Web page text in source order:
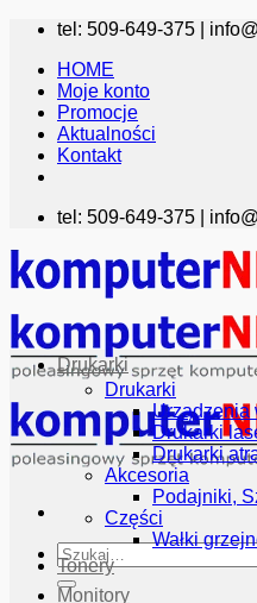
Przewiń
zawartości
tel: 509-649-375 |
HOME
Moje konto
Promocje
Aktualności
Kontakt
tel: 509-649-375 |
Szukaj:
Drukarki
Drukarki
Urządzenia
Drukarki
Drukarki
Akcesoria
Podajniki,
Części
Wałki
Tonery
Monitory